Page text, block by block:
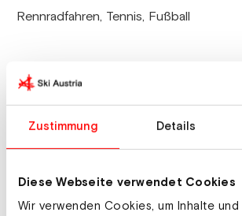
Zustimmung Details
Diese Webseite verwendet Cookies
Wir verwenden Cookies, um Inhalte
Rennradfahren, Tennis, Fußball
Letzte Ergebnisse
Datum Wettbewerb
02.04.2026 Europacup
01.04.2026 Europacup